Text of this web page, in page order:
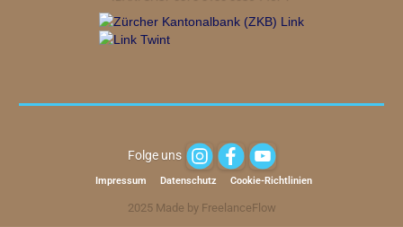
2025 Made by FreelanceFlow
Impressum Datenschutz Cookie-Richtlinien
Folge uns